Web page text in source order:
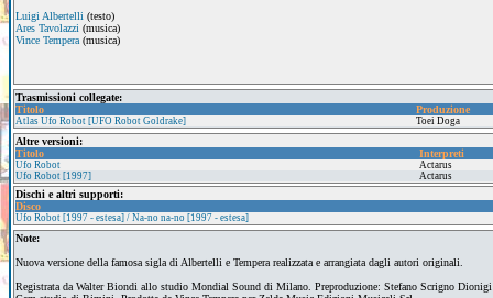
Luigi Albertelli (testo)
Ares Tavolazzi (musica)
Vince Tempera (musica)
Trasmissioni collegate:
Titolo
Produzione
Atlas Ufo Robot [UFO Robot Goldrake] Toei Doga
Altre versioni:
Titolo
Interpreti
Ufo Robot
Actarus
Ufo Robot [1997]
Actarus
Dischi e altri supporti:
Disco
Ufo Robot [1997 - estesa] / Na-no na-no [1997 - estesa]
Note:
Nuova versione della famosa sigla di Albertelli e Tempera realizzata e arrangiata dagli autori originali.
Registrata da Walter Biondi allo studio Mondial Sound di Milano. Preproduzione: Stefano Scrigno